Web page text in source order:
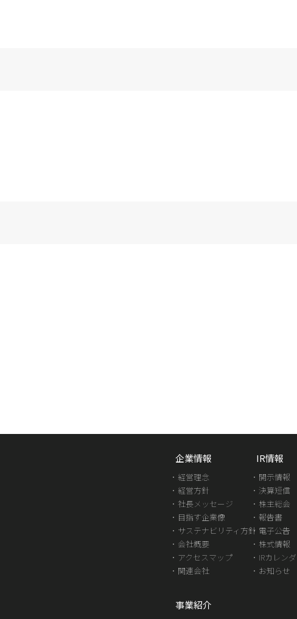
企業情報
経営理念
経営方針
社長メッセージ
目指す企業像
サステナビリティ方針
会社概要
アクセスマップ
関連会社
事業紹介
IR情報
開示情報
決算短信
株主総会
報告書
電子公告
株式情報
IRカレン
お知らせ